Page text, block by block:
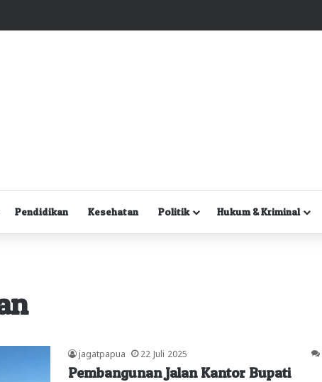
Pendidikan Kesehatan Politik Hukum & Kriminal
jagatpapua 22 Juli 2025
Pembangunan Jalan Kantor Bupati